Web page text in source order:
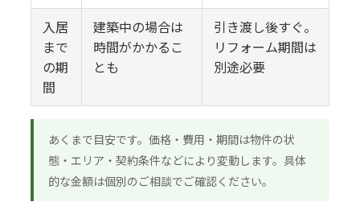
入居
まで
の期
間
建築中の場合は
時間がかかるこ
とも
引き渡し後すぐ。
リフォーム期間は
別途必要
あくまで目安です。価格・費用・期間は物件の状
態・エリア・契約条件などにより変動します。具体
的な金額は個別のご相談でご確認ください。